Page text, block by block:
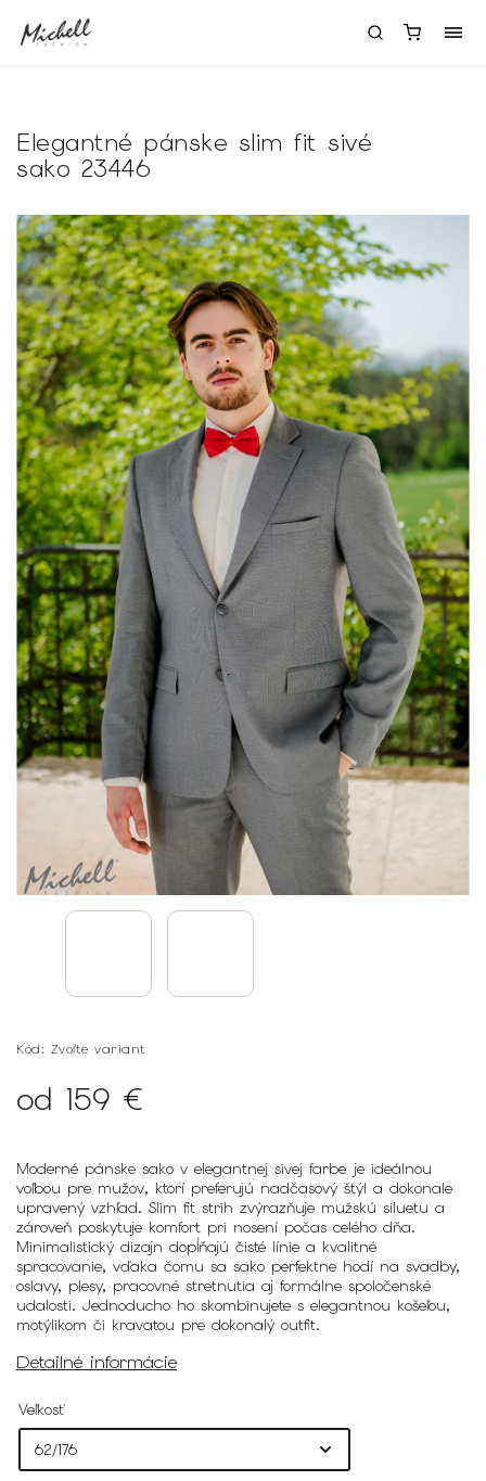
Elegantné pánske slim fit sivé
sako 23446
Kód: Zvoľte variant
od 159 €
Moderné pánske sako v elegantnej sivej farbe je ideálnou
voľbou pre mužov, ktorí preferujú nadčasový štýl a dokonale
upravený vzhľad. Slim fit strih zvýrazňuje mužskú siluetu a
zároveň poskytuje komfort pri nosení počas celého dňa.
Minimalistický dizajn dopĺňajú čisté línie a kvalitné
spracovanie, vďaka čomu sa sako perfektne hodí na svadby,
oslavy, plesy, pracovné stretnutia aj formálne spoločenské
udalosti. Jednoducho ho skombinujete s elegantnou košeľou,
motýlikom či kravatou pre dokonalý outfit.
Detailné informácie
Veľkosť